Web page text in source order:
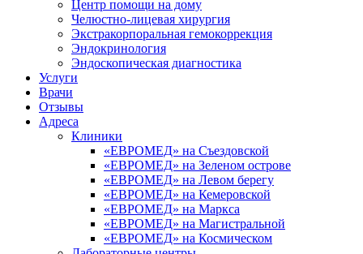
Центр помощи на дому
Челюстно-лицевая хирургия
Экстракорпоральная гемокоррекция
Эндокринология
Эндоскопическая диагностика
Услуги
Врачи
Отзывы
Адреса
Клиники
«ЕВРОМЕД» на Съездовской
«ЕВРОМЕД» на Зеленом острове
«ЕВРОМЕД» на Левом берегу
«ЕВРОМЕД» на Кемеровской
«ЕВРОМЕД» на Маркса
«ЕВРОМЕД» на Магистральной
«ЕВРОМЕД» на Космическом